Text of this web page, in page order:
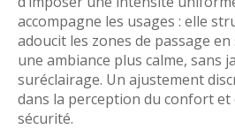
accompagne les usages : elle
adoucit les zones de passage
une ambiance plus calme, sans
suréclairage. Un ajustement
dans la perception du confort et
sécurité.